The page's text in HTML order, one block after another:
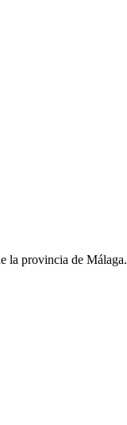
la provincia de Málaga.